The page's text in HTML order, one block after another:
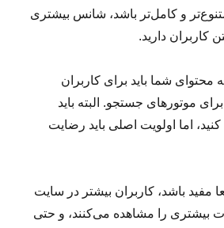
و کامل‌تر باشد، شانس بیشتری
کاربران دارید.
شما باید برای کاربران
موتورهای جستجو. البته باید
اما اولویت اصلی باید رضایت
مفید باشد، کاربران بیشتر در سایت
بیشتری را مشاهده می‌کنند، و حتی